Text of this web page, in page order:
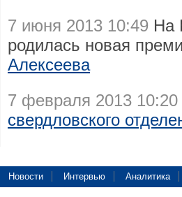
7 июня 2013 10:49 На
родилась новая
Алексеева
7 февраля 2013 10:20
свердловского
Новости Интервью Аналитика